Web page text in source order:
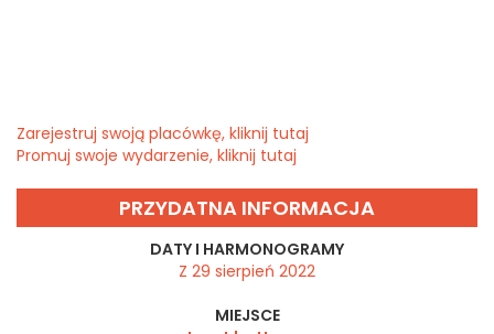
Zarejestruj swoją placówkę, kliknij tutaj
Promuj swoje wydarzenie, kliknij tutaj
PRZYDATNA INFORMACJA
DATY I HARMONOGRAMY
Z 29 sierpień 2022
MIEJSCE